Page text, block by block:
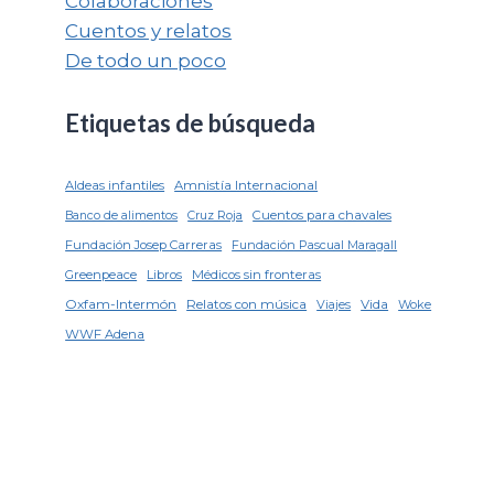
Cuentos y relatos
De todo un poco
Etiquetas de búsqueda
Aldeas infantiles Amnistía Internacional
Banco de alimentos Cruz Roja
Cuentos para chavales
Fundación Josep Carreras
Fundación Pascual Maragall
Greenpeace
Libros Médicos sin fronteras
Oxfam-Intermón Relatos con música Viajes Vida
Woke
WWF Adena